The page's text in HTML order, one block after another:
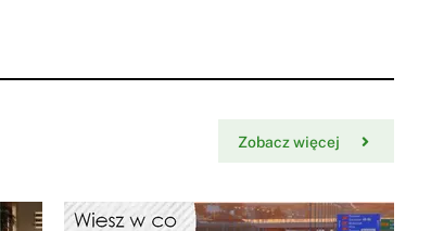
Zobacz więcej